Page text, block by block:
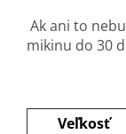
Ak ani to
mikinu do 30
Veľkosť